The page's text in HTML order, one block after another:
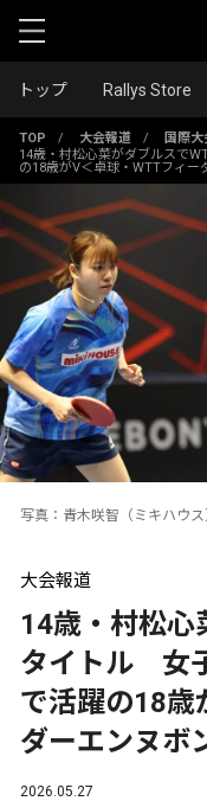
トップ Rallys Store
TOP / 大会報道 / 国際大
14歳・村松心菜がダブルスで
の18歳がV＜卓球・WTTフィー
写真：青木咲智（ミキハウ
大会報道
14歳・村松心
タイトル 女
で活躍の18歳
ダーエンヌボ
2026.05.27